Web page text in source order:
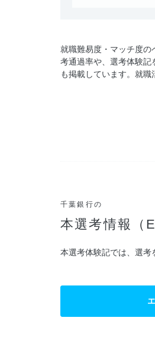
就職難易度・マッチ度の
考通過率や、選考体験
も掲載しています。就職
千葉銀行の
本選考情報（
本選考体験記では、選考